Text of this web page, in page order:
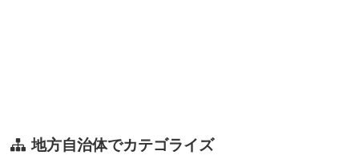
地方自治体でカテゴライズ